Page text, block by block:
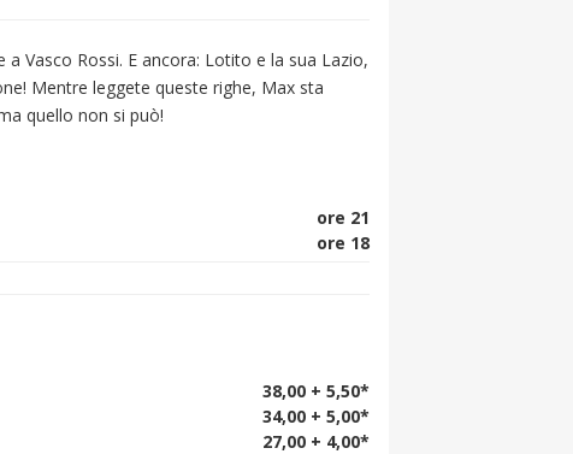
Vasco Rossi. E ancora: Lotito e la sua Lazio,
Mentre leggete queste righe, Max sta
quello non si può!
ore 21
ore 18
38,00 + 5,50*
34,00 + 5,00*
27,00 + 4,00*